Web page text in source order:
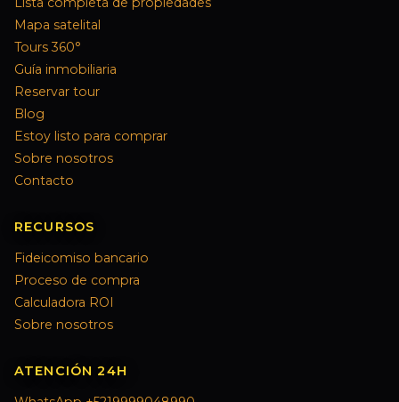
Mapa satelital
Tours 360°
Guía inmobiliaria
Reservar tour
Blog
Estoy listo para comprar
Sobre nosotros
Contacto
RECURSOS
Fideicomiso bancario
Proceso de compra
Calculadora ROI
Sobre nosotros
ATENCIÓN 24H